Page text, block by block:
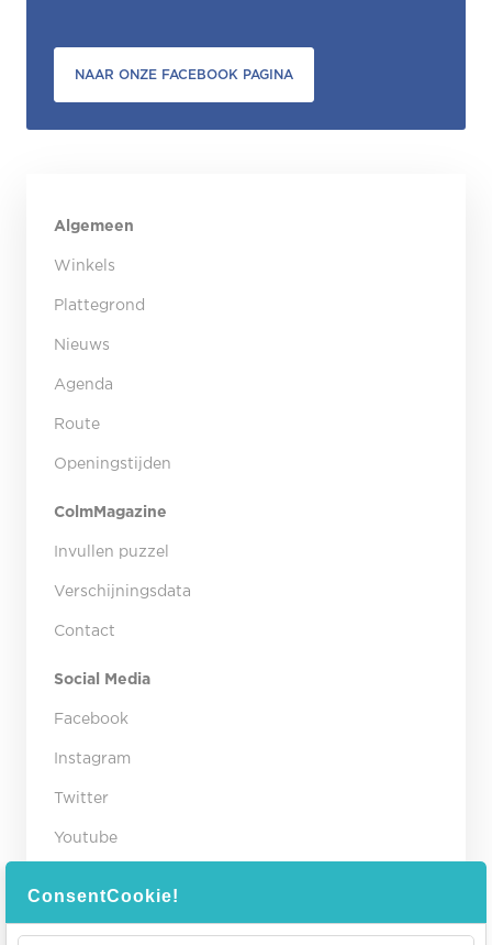
NAAR ONZE FACEBOOK PAGINA
Algemeen
Winkels
Plattegrond
Nieuws
Agenda
Route
Openingstijden
ColmMagazine
Invullen puzzel
Verschijningsdata
Contact
Social Media
Facebook
Instagram
Twitter
Youtube
Contact gegevens
Winkelcentrum Colmschate
ConsentCookie!